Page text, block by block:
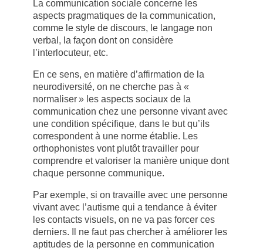
La communication sociale concerne les
aspects pragmatiques de la communication,
comme le style de discours, le langage non
verbal, la façon dont on considère
l’interlocuteur, etc.
En ce sens, en matière d’affirmation de la
neurodiversité, on ne cherche pas à «
normaliser » les aspects sociaux de la
communication chez une personne vivant avec
une condition spécifique, dans le but qu’ils
correspondent à une norme établie. Les
orthophonistes vont plutôt travailler pour
comprendre et valoriser la manière unique dont
chaque personne communique.
Par exemple, si on travaille avec une personne
vivant avec l’autisme qui a tendance à éviter
les contacts visuels, on ne va pas forcer ces
derniers. Il ne faut pas chercher à améliorer les
aptitudes de la personne en communication